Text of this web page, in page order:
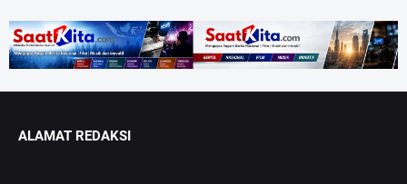
ALAMAT REDAKSI